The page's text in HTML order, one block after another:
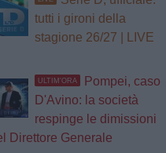
tutti i gironi della
stagione 26/27 | LIVE
ULTIM'ORA
Pompei, caso
D'Avino: la società
respinge le dimissioni
Direttore Generale